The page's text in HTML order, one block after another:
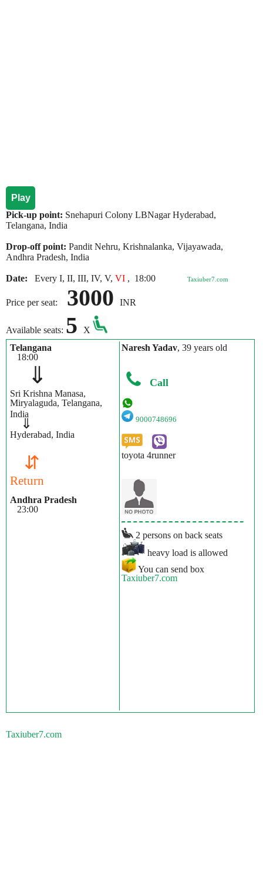
Play
Pick-up point: Snehapuri Colony LBNagar Hyderabad,
Telangana, India
Drop-off point: Pandit Nehru, Krishnalanka, Vijayawada,
Andhra Pradesh, India
Date: Every I, II, III, IV, V, VI , 18:00 Taxiuber7.com
Price per seat: 3000 INR
Available seats: 5
X
Telangana
18:00
⇓
Sri Krishna Manasa,
Miryalaguda, Telangana,
India
⇓
Hyderabad, India
⇵
Return
Andhra Pradesh
23:00
Naresh Yadav, 39 years old
Call
9000748696
toyota 4runner
2 persons on back seats
heavy load is allowed
You can send box
Taxiuber7.com
Taxiuber7.com